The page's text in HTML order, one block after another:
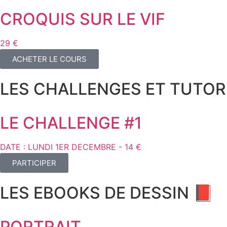
CROQUIS SUR LE VIF
29 €
ACHETER LE COURS
LES CHALLENGES ET
LE CHALLENGE #1
DATE : LUNDI 1ER DECEMBRE - 14 €
PARTICIPER
LES EBOOKS DE DESSIN 📕